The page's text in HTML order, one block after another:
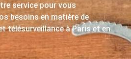
service pour vous
besoins en matière de
télésurveillance à Paris et en